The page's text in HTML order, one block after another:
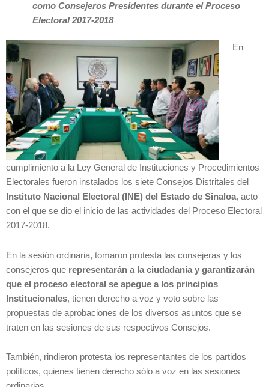
como Consejeros Presidentes durante el Proceso
Electoral 2017-2018
En
cumplimiento a la Ley General de Instituciones y Procedimientos
Electorales fueron instalados los siete Consejos Distritales del
Instituto Nacional Electoral (INE) del Estado de Sinaloa, acto
con el que se dio el inicio de las actividades del Proceso Electoral
2017-2018.
En la sesión ordinaria, tomaron protesta las consejeras y los
consejeros que representarán a la ciudadanía y garantizarán
que el proceso electoral se apegue a los principios
Institucionales, tienen derecho a voz y voto sobre las
propuestas de aprobaciones de los diversos asuntos que se
traten en las sesiones de sus respectivos Consejos.
También, rindieron protesta los representantes de los partidos
políticos, quienes tienen derecho sólo a voz en las sesiones